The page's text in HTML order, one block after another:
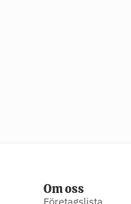
Om oss